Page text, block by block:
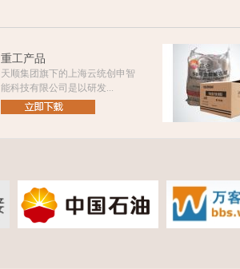
重工产品
天顺集团旗下的上海云统创申智
能科技有限公司是以研发...